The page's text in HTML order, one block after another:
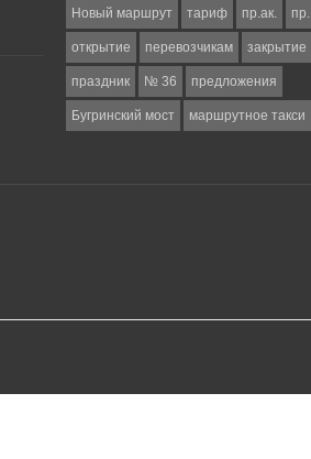
Новый маршрут тариф пр.ак. пр.
открытие перевозчикам закрытие
праздник № 36 предложения
Бугринский мост маршрутное такси